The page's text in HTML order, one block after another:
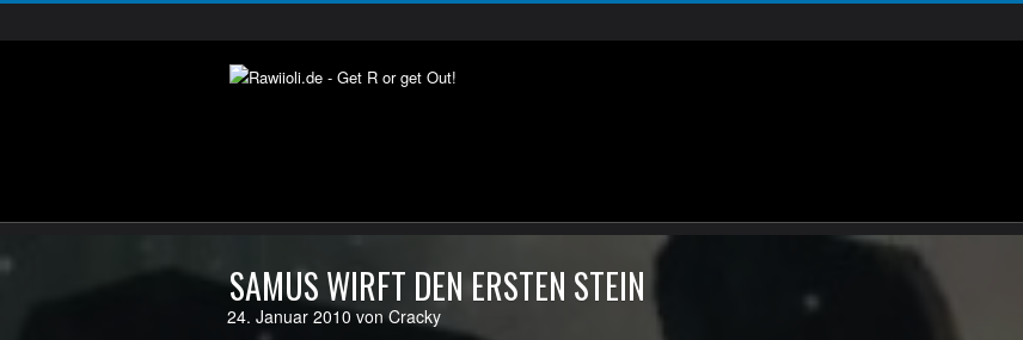
SAMUS WIRFT DEN ERSTEN STEIN
24. Januar 2010 von Cracky